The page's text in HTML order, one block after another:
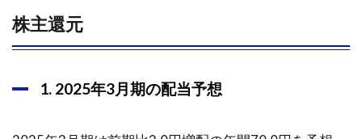
株主還元
1. 2025年3月期の配当予想